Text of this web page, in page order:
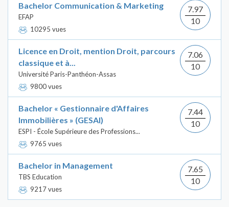
Bachelor Communication & Marketing
EFAP
10295 vues
7.97
10
Licence en Droit, mention Droit, parcours
classique et à...
Université Paris-Panthéon-Assas
9800 vues
7.06
10
Bachelor « Gestionnaire d'Affaires
Immobilières » (GESAI)
ESPI - École Supérieure des Professions...
9765 vues
7.44
10
Bachelor in Management
TBS Education
9217 vues
7.65
10